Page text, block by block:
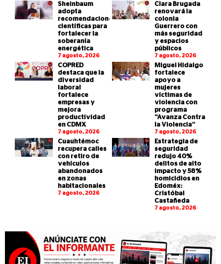
Sheinbaum
adopta
recomendaciones
científicas para
fortalecer la
soberanía
energética
7 agosto, 2026
Clara Brugada
renovará la
colonia
Guerrero con
más seguridad
y espacios
públicos
7 agosto, 2026
COPRED
destaca que la
diversidad
laboral
fortalece
empresas y
mejora
productividad
en CDMX
7 agosto, 2026
Miguel Hidalgo
fortalece
apoyo a
mujeres
víctimas de
violencia con
programa
“Avanza Contra
la Violencia”
7 agosto, 2026
Cuauhtémoc
recupera calles
con retiro de
vehículos
abandonados
en zonas
habitacionales
7 agosto, 2026
Estrategia de
seguridad
redujo 40%
delitos de alto
impacto y 58%
homicidios en
Edoméx:
Cristóbal
Castañeda
7 agosto, 2026